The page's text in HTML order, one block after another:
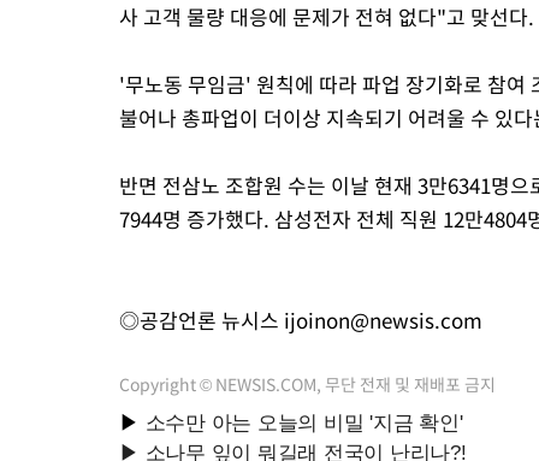
사 고객 물량 대응에 문제가 전혀 없다"고 맞선다.
'무노동 무임금' 원칙에 따라 파업 장기화로 참여
불어나 총파업이 더이상 지속되기 어려울 수 있
반면 전삼노 조합원 수는 이날 현재 3만6341명
7944명 증가했다. 삼성전자 전체 직원 12만
◎공감언론 뉴시스 ijoinon@newsis.com
Copyright © NEWSIS.COM, 무단 전재 및 재배포 금지